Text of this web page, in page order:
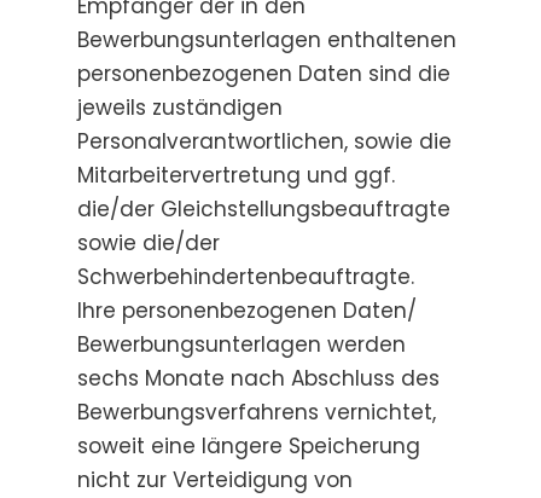
Empfänger der in den
Bewerbungsunterlagen enthaltenen
personenbezogenen Daten sind die
jeweils zuständigen
Personalverantwortlichen, sowie die
Mitarbeitervertretung und ggf.
die/der Gleichstellungsbeauftragte
sowie die/der
Schwerbehindertenbeauftragte.
Ihre personenbezogenen Daten/
Bewerbungsunterlagen werden
sechs Monate nach Abschluss des
Bewerbungsverfahrens vernichtet,
soweit eine längere Speicherung
nicht zur Verteidigung von